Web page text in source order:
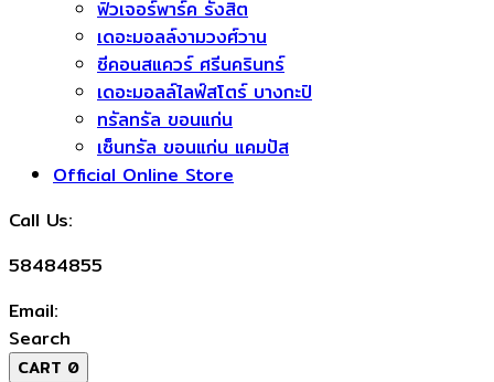
ฟิวเจอร์พาร์ค รังสิต
เดอะมอลล์งามวงศ์วาน
ซีคอนสแควร์​ ศรีนครินทร์
เดอะมอลล์ไลฟ์สโตร์ บางกะปิ
ทรัลทรัล ขอนแก่น
เซ็นทรัล ขอนแก่น แคมปัส
Official Online Store
Call Us:
58484855
Email:
Search
CART 0